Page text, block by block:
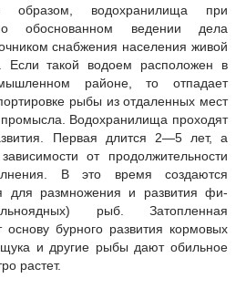
водохранилища при
обоснованном ведении дела
снабжения населения живой
Если такой водоем расположен в
районе, то отпадает
рыбы из отдаленных мест
Водохранилища проходят
Первая длится 2—5 лет, а
от продолжительности
В это время создаются
для размножения и развития фи-
рыб. Затопленная
основу бурного развития кормовых
и другие рыбы дают обильное
растет.